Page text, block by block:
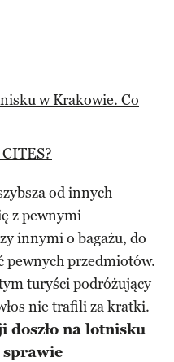
w Krakowie. Co
od innych
z pewnymi
innymi o bagażu, do
pewnych przedmiotów.
turyści podróżujący
nie trafili za kratki.
doszło na lotnisku
sprawie